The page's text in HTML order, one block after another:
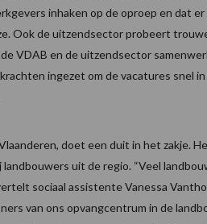
inhaken op de oproep en dat
Ook de uitzendsector probeert
VDAB en de uitzendsector
ingezet om de vacatures snel in
doet een duit in het zakje.
uit de regio. “Veel
sociaal assistente Vanessa
van ons opvangcentrum in de